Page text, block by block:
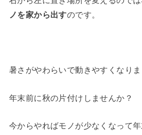
ノを家から出すのです。
暑さがやわらいで動きやすくなりま
年末前に秋の片付けしませんか？
今からやればモノが少なくなって